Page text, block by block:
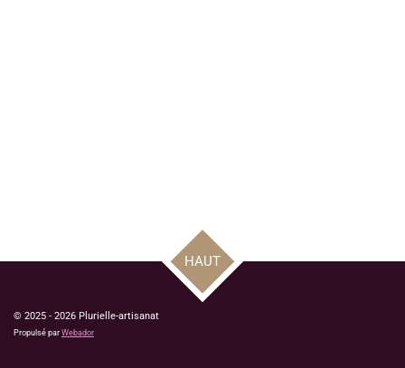
HAUT
© 2025 - 2026 Plurielle-artisanat
Propulsé par Webador